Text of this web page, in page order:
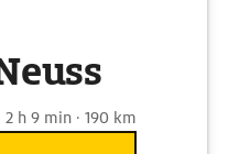
2 h 9 min · 190 km